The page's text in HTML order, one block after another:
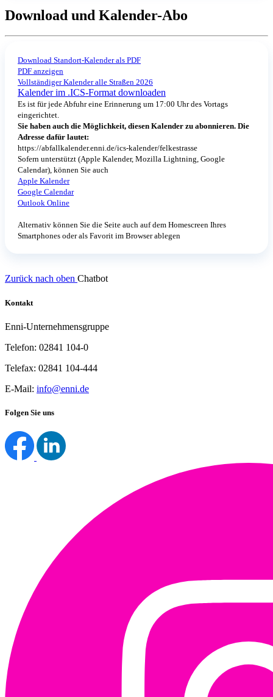
Download und Kalender-Abo
Download Standort-Kalender als PDF
PDF anzeigen
Vollständiger Kalender alle Straßen 2026
Kalender im .ICS-Format downloaden
Es ist für jede Abfuhr eine Erinnerung um 17:00 Uhr des Vortags
eingerichtet.
Sie haben auch die Möglichkeit, diesen Kalender zu abonnieren. Die
Adresse dafür lautet:
https://abfallkalender.enni.de/ics-kalender/felkestrasse
Sofern unterstützt (Apple Kalender, Mozilla Lightning, Google
Calendar), können Sie auch
Apple Kalender
Google Calendar
Outlook Online
Alternativ können Sie die Seite auch auf dem Homescreen Ihres
Smartphones oder als Favorit im Browser ablegen
Zurück nach oben Chatbot
Kontakt
Enni-Unternehmensgruppe
Telefon: 02841 104-0
Telefax: 02841 104-444
E-Mail: info@enni.de
Folgen Sie uns